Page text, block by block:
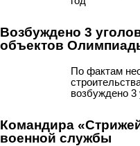
Возбуждено 3
объектов
По фактам
возбуждено 3
Командира
военной службы